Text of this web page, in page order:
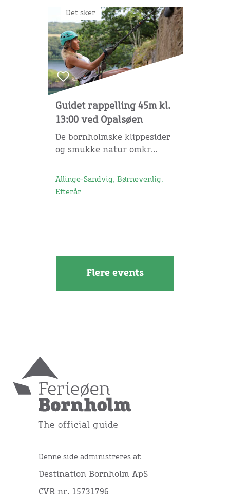
Det sker
Guidet rappelling 45m kl.
13:00 ved Opalsøen
De bornholmske klippesider
og smukke natur omkr...
Allinge-Sandvig, Børnevenlig,
Efterår
Flere events
Denne side administreres af:
Destination Bornholm ApS
CVR nr. 15731796